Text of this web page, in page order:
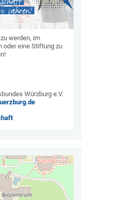
werden, im
eine Stiftung zu
Würzburg e.V.